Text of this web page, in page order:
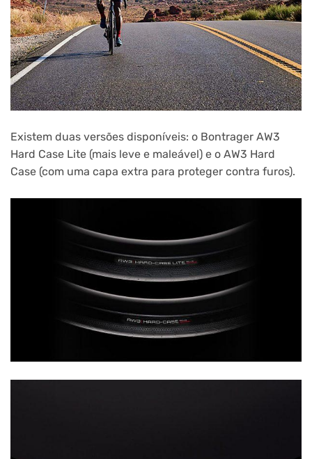
Existem duas versões disponíveis: o Bontrager AW3
Hard Case Lite (mais leve e maleável) e o AW3 Hard
Case (com uma capa extra para proteger contra furos).